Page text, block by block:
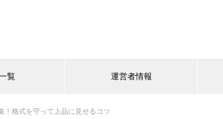
覧 運営者情報
！格式を守って上品に見せるコツ